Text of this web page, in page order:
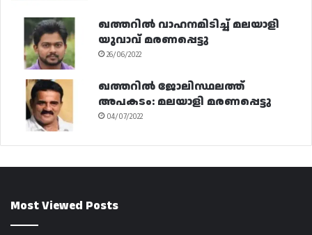
ഖത്തറിൽ വാഹനമിടിച്ച് മലയാളി
യുവാവ് മരണപ്പെട്ടു
26/06/2022
ഖത്തറിൽ ജോലിസ്ഥലത്ത്
അപകടം: മലയാളി മരണപ്പെട്ടു
04/07/2022
Most Viewed Posts